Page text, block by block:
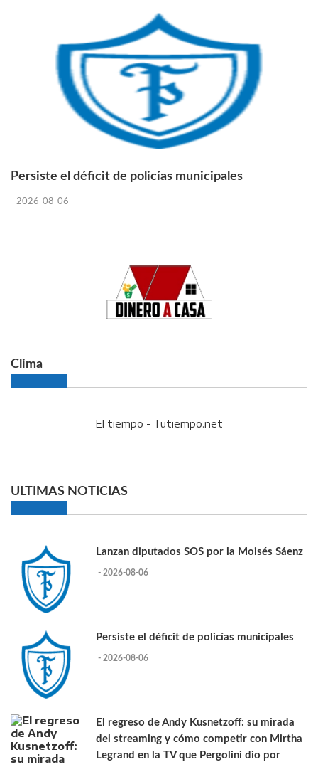
Persiste el déficit de policías municipales
- 2026-08-06
Clima
El tiempo - Tutiempo.net
ULTIMAS NOTICIAS
Lanzan diputados SOS por la Moisés Sáenz
- 2026-08-06
Persiste el déficit de policías municipales
- 2026-08-06
El regreso de Andy Kusnetzoff: su mirada
del streaming y cómo competir con Mirtha
Legrand en la TV que Pergolini dio por